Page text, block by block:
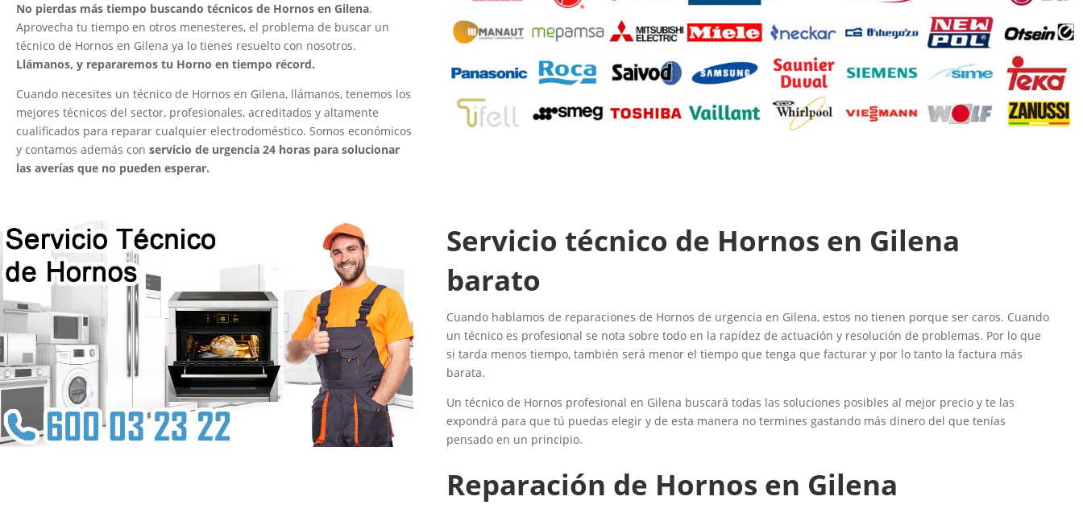
No pierdas más tiempo buscando técnicos de Hornos en Gilena.
Aprovecha tu tiempo en otros menesteres, el problema de buscar un
técnico de Hornos en Gilena ya lo tienes resuelto con nosotros.
Llámanos, y repararemos tu Horno en tiempo récord.
Cuando necesites un técnico de Hornos en Gilena, llámanos, tenemos los
mejores técnicos del sector, profesionales, acreditados y altamente
cualificados para reparar cualquier electrodoméstico. Somos económicos
y contamos además con servicio de urgencia 24 horas para solucionar
las averías que no pueden esperar.
Servicio técnico de Hornos en Gilena
barato
Cuando hablamos de reparaciones de Hornos de urgencia en Gilena, estos no tienen porque ser caros. Cuando
un técnico es profesional se nota sobre todo en la rapidez de actuación y resolución de problemas. Por lo que
si tarda menos tiempo, también será menor el tiempo que tenga que facturar y por lo tanto la factura más
barata.
Un técnico de Hornos profesional en Gilena buscará todas las soluciones posibles al mejor precio y te las
expondrá para que tú puedas elegir y de esta manera no termines gastando más dinero del que tenías
pensado en un principio.
Reparación de Hornos en Gilena